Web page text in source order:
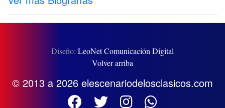
Diseño: LeoNet Comunicación Digital
Volver arriba
© 2013 a 2026 elescenariodelosclasicos.com